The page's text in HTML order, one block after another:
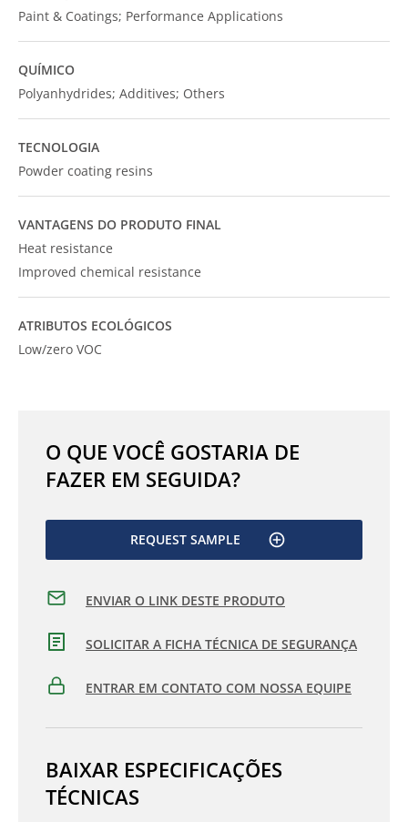
Paint & Coatings; Performance Applications
QUÍMICO
Polyanhydrides; Additives; Others
TECNOLOGIA
Powder coating resins
VANTAGENS DO PRODUTO FINAL
Heat resistance
Improved chemical resistance
ATRIBUTOS ECOLÓGICOS
Low/zero VOC
O QUE VOCÊ GOSTARIA DE
FAZER EM SEGUIDA?
REQUEST SAMPLE
ENVIAR O LINK DESTE PRODUTO
SOLICITAR A FICHA TÉCNICA DE SEGURANÇA
ENTRAR EM CONTATO COM NOSSA EQUIPE
BAIXAR ESPECIFICAÇÕES
TÉCNICAS